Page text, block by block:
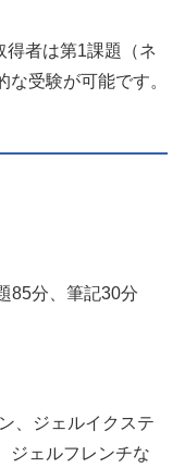
得者は第1課題（ネ
受験が可能です。
85分、筆記30分
、ジェルイクステ
ジェルフレンチな